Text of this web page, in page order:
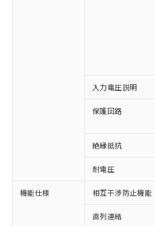
入力電圧説明
保護回路
絶縁抵抗
耐電圧
機能仕様 相互干渉防止機能
直列連結
ご利用条件
※1 対応状況
対応済み：EU RoHS指
す。
有に対応した製品に切り